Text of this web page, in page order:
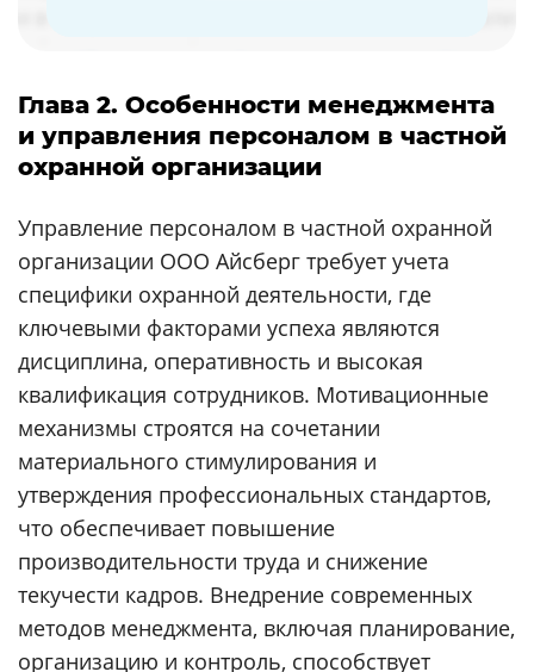
Глава 2. Особенности менеджмента
и управления персоналом в частной
охранной организации
Управление персоналом в частной охранной
организации ООО Айсберг требует учета
специфики охранной деятельности, где
ключевыми факторами успеха являются
дисциплина, оперативность и высокая
квалификация сотрудников. Мотивационные
механизмы строятся на сочетании
материального стимулирования и
утверждения профессиональных стандартов,
что обеспечивает повышение
производительности труда и снижение
текучести кадров. Внедрение современных
методов менеджмента, включая планирование,
организацию и контроль, способствует